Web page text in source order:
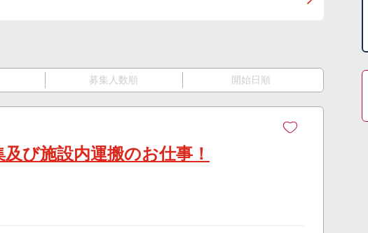
募集人数順 開始日順
び施設内運搬のお仕事！